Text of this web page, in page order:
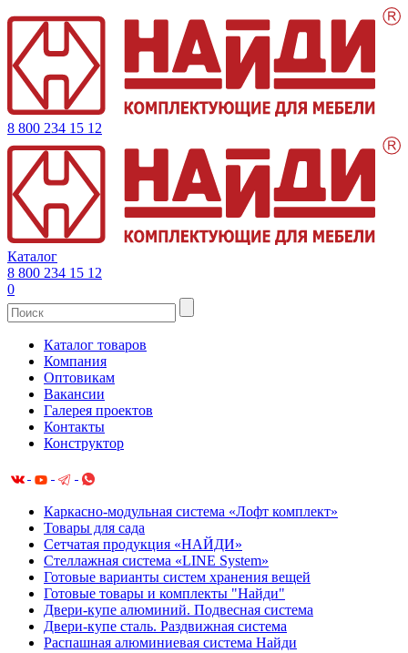
8 800 234 15 12
Каталог
8 800 234 15 12
0
Каталог товаров
Компания
Оптовикам
Вакансии
Галерея проектов
Контакты
Конструктор
Каркасно-модульная система «Лофт комплект»
Товары для сада
Сетчатая продукция «НАЙДИ»
Cтеллажная система «LINE System»
Готовые варианты систем хранения вещей
Готовые товары и комплекты "Найди"
Двери-купе алюминий. Подвесная система
Двери-купе сталь. Раздвижная система
Распашная алюминиевая система Найди